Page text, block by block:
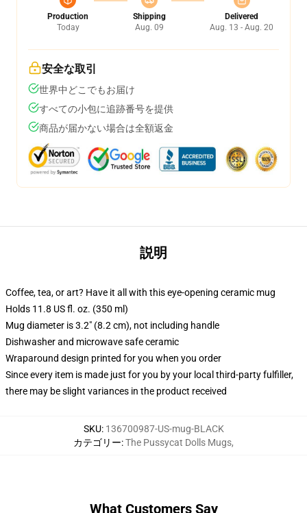
Production
Today
Shipping
Aug. 09
Delivered
Aug. 13 - Aug. 20
安全な取引
世界中どこでもお届け
すべての小包に追跡番号を提供
商品が届かない場合は全額返金
説明
Coffee, tea, or art? Have it all with this eye-opening ceramic mug
Holds 11.8 US fl. oz. (350 ml)
Mug diameter is 3.2" (8.2 cm), not including handle
Dishwasher and microwave safe ceramic
Wraparound design printed for you when you order
Since every item is made just for you by your local third-party fulfiller,
there may be slight variances in the product received
SKU: 136700987-US-mug-BLACK
カテゴリー:The Pussycat Dolls Mugs,
What Customers Say